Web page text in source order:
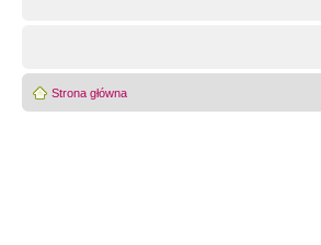
Strona główna